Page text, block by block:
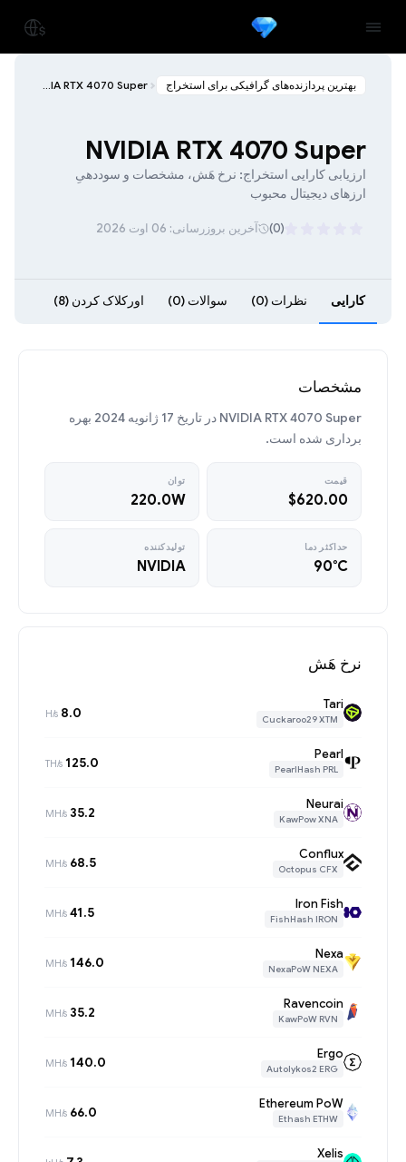
بهترین پردازنده‌های گرافیکی برای استخراج NVIDIA RTX 4070 Super
NVIDIA RTX 4070 Super
ارزیابی کارایی استخراج: نرخ هَش، مشخصات و سوددهیِ
ارزهای دیجیتال محبوب
(0) آخرین بروزرسانی: 06 اوت 2026
کارایی نظرات (0) سوالات (0) اورکلاک کردن (8)
مشخصات
NVIDIA RTX 4070 Super در تاریخ 17 ژانویه 2024 بهره
برداری شده است.
قیمت
$620.00
توان
220.0W
حداکثر دما
90°C
تولیدکننده
NVIDIA
نرخ هَش
Tari
Cuckaroo29 XTM
8.0
Pearl
PearlHash PRL
125.0
Neurai
KawPow XNA
35.2
Conflux
Octopus CFX
68.5
Iron Fish
FishHash IRON
41.5
Nexa
NexaPoW NEXA
146.0
Ravencoin
KawPoW RVN
35.2
Ergo
Autolykos2 ERG
140.0
Ethereum PoW
Ethash ETHW
66.0
Xelis